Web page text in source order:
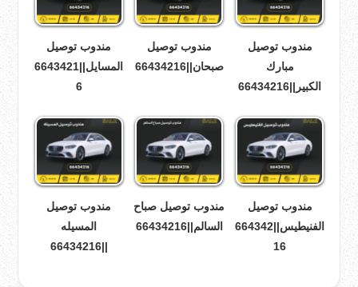
مندوب توصيل
مبارك
الكبير||66434216
مندوب توصيل
صبحان||66434216
مندوب توصيل
المسايل||6643421
6
مندوب توصيل
الفنيطيس||664342
16
مندوب توصيل صباح
السالم||66434216
مندوب توصيل
المسيله
||66434216